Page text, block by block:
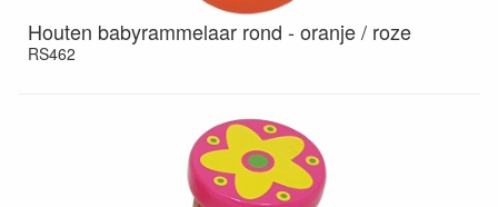
Houten babyrammelaar rond - oranje / roze
RS462